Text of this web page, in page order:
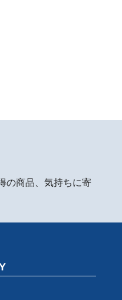
の商品、気持ちに寄